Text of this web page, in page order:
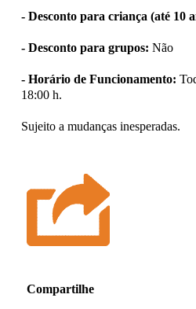
- Desconto para criança (até 10
- Desconto para grupos: Não
- Horário de Funcionamento:
18:00 h.
Sujeito a mudanças inesperadas.
Compartilhe